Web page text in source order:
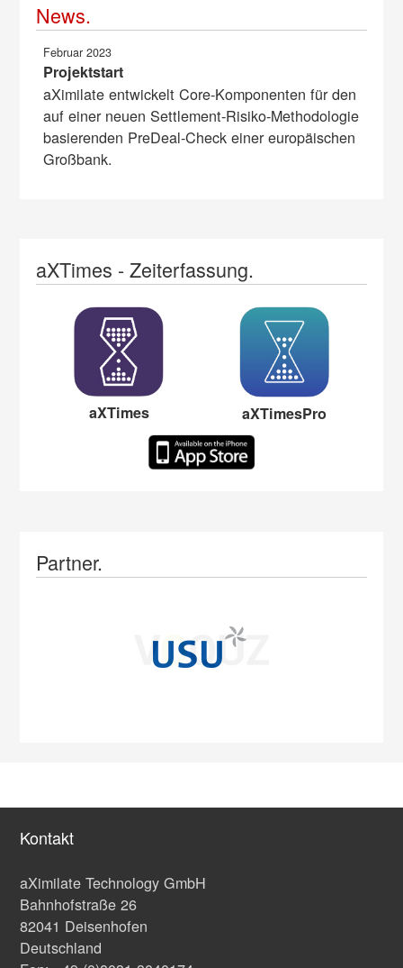
News.
Februar 2023
Projektstart
aXimilate entwickelt Core-Komponenten für den
auf einer neuen Settlement-Risiko-Methodologie
basierenden PreDeal-Check einer europäischen
Großbank.
aXTimes - Zeiterfassung.
aXTimes aXTimesPro
Partner.
Kontakt
aXimilate Technology GmbH
Bahnhofstraße 26
82041 Deisenhofen
Deutschland